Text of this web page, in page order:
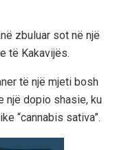
zbuluar sot në një
të Kakavijës.
të një mjeti bosh
një dopio shasie, ku
“cannabis sativa”.